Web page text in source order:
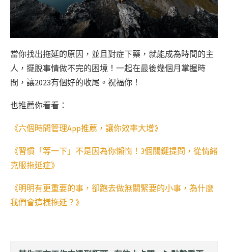
當你找出拖延的原因，並且對症下藥，就能成為時間的主
人，擺脫事情做不完的困境！一起在最後幾個月掌握時
間，讓2023有個好的收尾。祝福你！
也推薦你看看：
《六個時間管理App推薦，讓你效率大增》
《習慣「等一下」不是因為你懶惰！3個關鍵提問，從情緒
克服拖延症》
《明明有更重要的事，卻跑去做無關緊要的小事，為什麼
我們會這樣拖延？》